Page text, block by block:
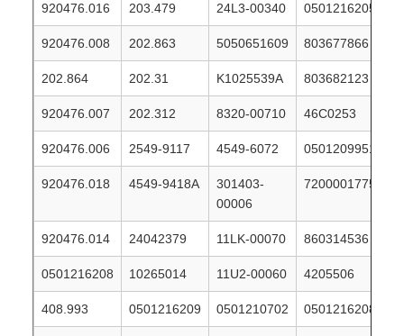
920476.016 203.479 24L3-00340 0501216205
920476.008 202.863 5050651609 803677866
202.864 202.31 K1025539A 803682123
920476.007 202.312 8320-00710 46C0253
920476.006 2549-9117 4549-6072 0501209951
920476.018 4549-9418A
301403-
00006
7200001775
920476.014 24042379 11LK-00070 860314536
0501216208 10265014 11U2-00060 4205506
408.993 0501216209 0501210702 0501216208